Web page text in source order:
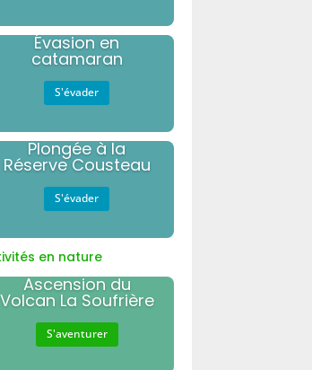
Évasion en
catamaran
S'évader
Plongée à la
Réserve Cousteau
S'évader
en nature
Ascension du
Volcan La Soufrière
S'aventurer